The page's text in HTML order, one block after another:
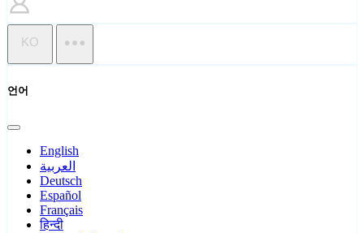
KO
언어
English
العربية
Deutsch
Español
Français
हिन्दी